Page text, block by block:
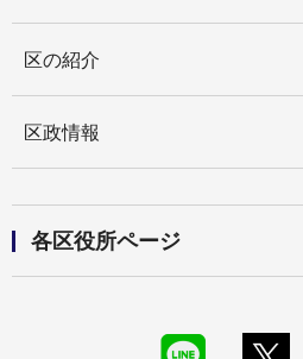
区の紹介
区政情報
各区役所ページ